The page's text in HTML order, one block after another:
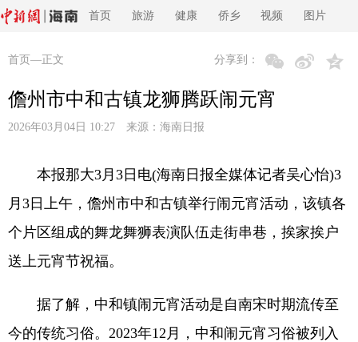
首页 旅游 健康 侨乡 视频 图片
首页 —正文 分享到：
儋州市中和古镇龙狮腾跃闹元宵
2026年03月04日 10:27 来源： 海南日报
本报那大3月3日电(海南日报全媒体记者吴心怡)3
月3日上午，儋州市中和古镇举行闹元宵活动，该镇各
个片区组成的舞龙舞狮表演队伍走街串巷，挨家挨户
送上元宵节祝福。
据了解，中和镇闹元宵活动是自南宋时期流传至
今的传统习俗。2023年12月，中和闹元宵习俗被列入